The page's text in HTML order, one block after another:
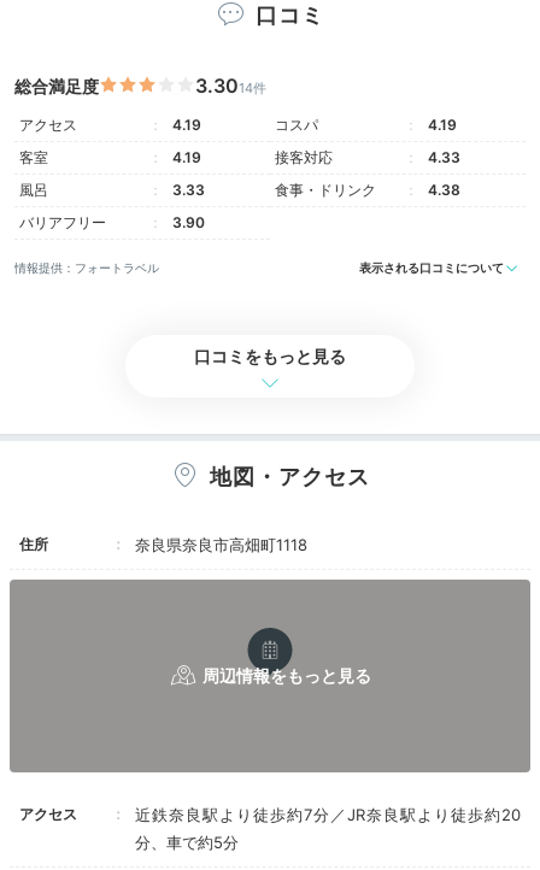
ツインルーム 青丹
全32室の客室は吉野杉をふんだんに使用。森林浴をし
は和室がありお布団も敷けるので、ファミリーにもおす
ンのベッドが広くて3人でもゆとりがありました。靴を
+2
16:00
ドリンクフリーが嬉しい
口コミ
総合満足度 3.3014件
アクセス 4.19 コスパ
4.19
客室
4.19 接客対応
4.33
風呂
3.33 食事・ドリンク
4.38
バリアフリー
3.90
情報提供：フォートラベル 表示される口コミについて
口コミをもっと見る
地図・アクセス
住所 奈良県奈良市高畑町1118
アクセス
近鉄奈良駅より徒歩約7分／JR奈良駅より徒歩約20
分、車で約5分